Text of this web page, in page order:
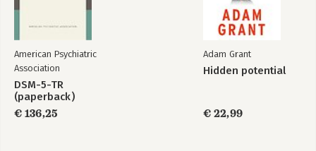
American Psychiatric
Association
DSM-5-TR
(paperback)
€ 136,25
Adam Grant
Hidden potential
€ 22,99